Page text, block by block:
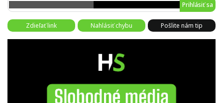
Prihlásiť sa
Zdieľať link Nahlásiť chybu Pošlite nám tip